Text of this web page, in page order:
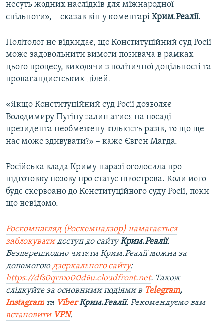
несуть жодних наслідків для міжнародної
спільноти», – сказав він у коментарі Крим.Реалії.
Політолог не відкидає, що Конституційний суд Росії
може задовольнити вимоги позивача в рамках
цього процесу, виходячи з політичної доцільності та
пропагандистських цілей.
«Якщо Конституційний суд Росії дозволяє
Володимиру Путіну залишатися на посаді
президента необмежену кількість разів, то що ще
нас може здивувати?» – каже Євген Магда.
Російська влада Криму наразі оголосила про
підготовку позову про статус півострова. Коли його
буде скервоано до Конституційного суду Росії, поки
що невідомо.
Роскомнагляд (Роскомнадзор) намагається
заблокуватидоступ до сайтуКрим.Реалії.
Безперешкодно читати Крим.Реалії можна за
допомогою дзеркального сайту:
https://dfs0qrmo00d6u.cloudfront.net. Також
слідкуйте за основними подіями в Telegram,
Instagramта ViberКрим.Реалії. Рекомендуємо вам
встановити VPN.